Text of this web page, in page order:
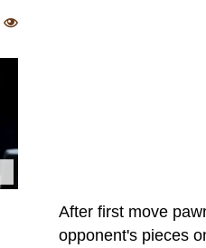
After first move
opponent's pieces